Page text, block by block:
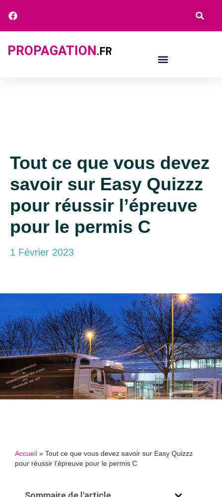
PROPAGATION.FR
Tout ce que vous devez
savoir sur Easy Quizzz
pour réussir l’épreuve
pour le permis C
1 Février 2023
Accueil » Tout ce que vous devez savoir sur Easy Quizzz
pour réussir l’épreuve pour le permis C